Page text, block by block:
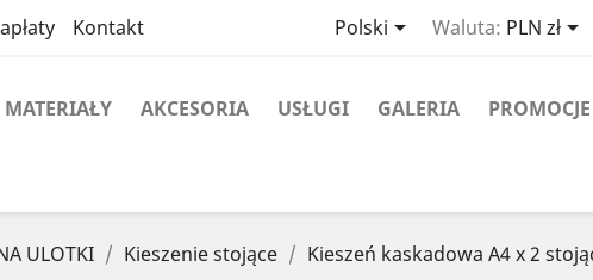
Kontakt Polski Waluta: PLN zł
MATERIAŁY AKCESORIA USŁUGI GALERIA PROMOCJE
ULOTKI Kieszenie stojące Kieszeń kaskadowa A4 x 2